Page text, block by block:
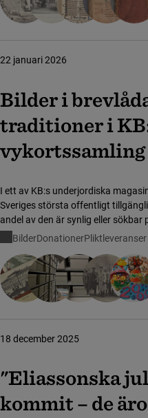
Bilder i
traditioner i
vykortssamling
22 januari 2026
I ett av KB:s underjordiska
Sveriges största offentligt
andel av den är synlig eller
upp för nya former av utforskande.
BilderDonationerPliktleveranser
"Eliassonska
kommit – de
18 december 2025